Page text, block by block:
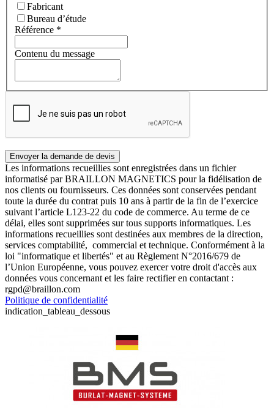
Fabricant
Bureau d’étude
Référence *
Contenu du message
Les informations recueillies sont enregistrées dans un fichier
informatisé par BRAILLON MAGNETICS pour la fidélisation de
nos clients ou fournisseurs. Ces données sont conservées pendant
toute la durée du contrat puis 10 ans à partir de la fin de l’exercice
suivant l’article L123-22 du code de commerce. Au terme de ce
délai, elles sont supprimées sur tous supports informatiques. Les
informations recueillies sont destinées aux membres de la direction,
services comptabilité, commercial et technique. Conformément à la
loi "informatique et libertés" et au Règlement N°2016/679 de
l’Union Européenne, vous pouvez exercer votre droit d'accès aux
données vous concernant et les faire rectifier en contactant :
rgpd@braillon.com
Politique de confidentialité
indication_tableau_dessous